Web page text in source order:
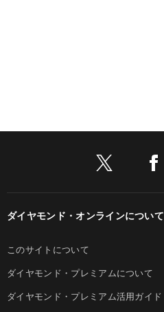
ダイヤモンド・オンラインについて
このサイトについて
ダイヤモンド・プレミアムについて
ダイヤモンド・プレミアム活用ガイド